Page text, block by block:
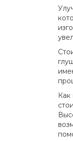
Как